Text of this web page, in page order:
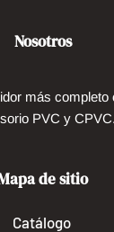
Nosotros
más completo
PVC y CPVC.
de sitio
Catálogo